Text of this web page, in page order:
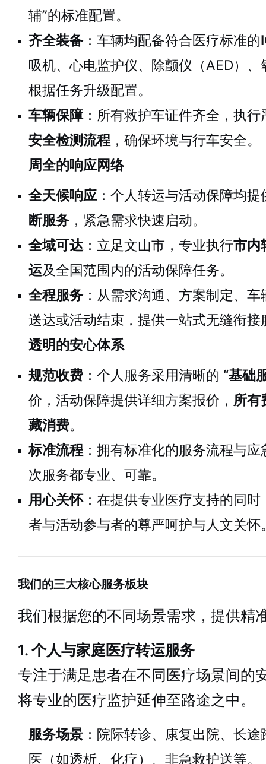
辅”的标准配置。
齐全装备：车辆均配备符合医疗标准的
吸机、心电监护仪、除颤仪（AED）
根据任务升级配置。
车辆保障：所有救护车证件齐全，执行
安全检测流程 ，确保环境与行车安全。
周全的响应网络
全天候响应 ：个人转运与活动保障均
断服务 ，紧急需求快速启动。
全域可达：立足文山市，专业执行市内
运及全国范围内的活动保障任务。
全程服务 ：从需求沟通、方案制定、
送达或活动结束，提供一站式无缝衔接
透明的安心体系
规范收费 ：个人服务采用清晰的 “基础
价，活动保障提供详细方案报价， 所有
藏消费。
标准流程 ：拥有标准化的服务流程与
次服务都专业、可靠。
用心关怀：在提供专业医疗支持的同
者与活动参与者的尊严呵护与人文关怀
我们的三大核心服务板块
我们根据您的不同场景需求，提供精
1. 个人与家庭医疗转运服务
专注于满足患者在不同医疗场景间的
将专业的医疗监护延伸至路途之中。
服务场景 ：院际转诊、康复出院、长
医（如透析、化疗）、非急救护送等。